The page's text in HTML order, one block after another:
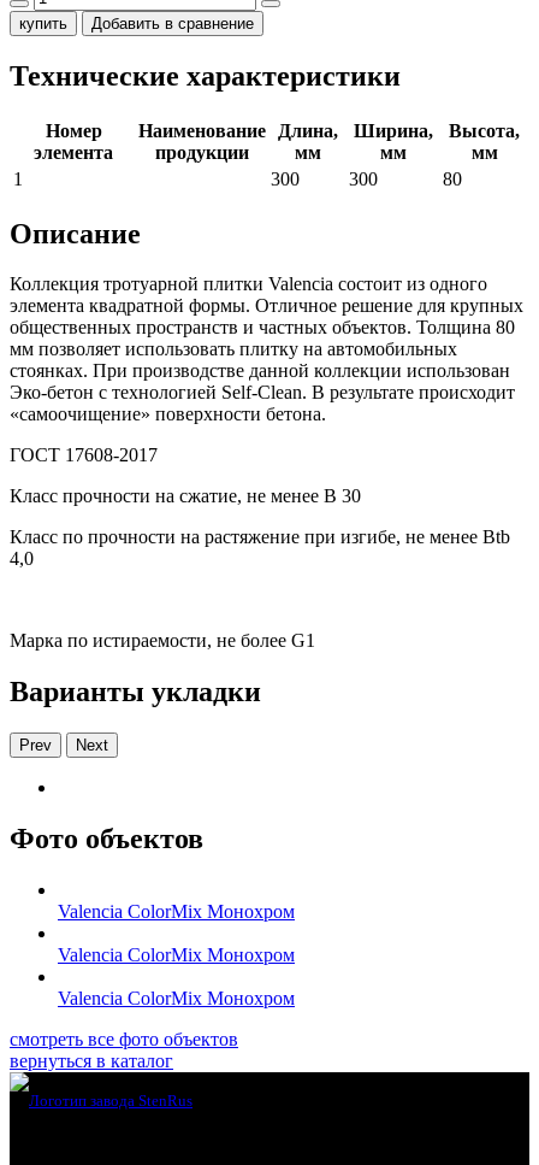
купить Добавить в сравнение
Технические характеристики
Номер
элемента
Наименование
продукции
Длина,
мм
Ширина,
мм
Высота,
мм
1
300 300 80
Описание
Коллекция тротуарной плитки Valencia состоит из одного
элемента квадратной формы. Отличное решение для крупных
общественных пространств и частных объектов. Толщина 80
мм позволяет использовать плитку на автомобильных
стоянках. При производстве данной коллекции использован
Эко-бетон с технологией Self-Clean. В результате происходит
«самоочищение» поверхности бетона.
ГОСТ 17608-2017
Класс прочности на сжатие, не менее В 30
Класс по прочности на растяжение при изгибе, не менее Вtb
4,0
Марка по истираемости, не более G1
Варианты укладки
Prev Next
Фото объектов
Valencia ColorMix Монохром
Valencia ColorMix Монохром
Valencia ColorMix Монохром
смотреть все фото объектов
вернуться в каталог